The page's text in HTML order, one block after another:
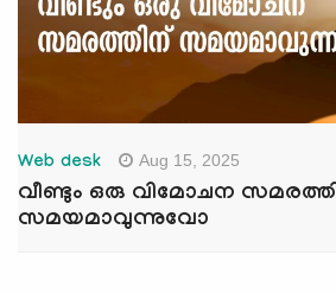
Web desk Aug 15, 2025
വീണ്ടും ഒരു വിമോചന
സമയമാവുന്നുവോ